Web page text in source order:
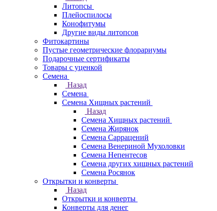
Литопсы
Плейоспилосы
Конофитумы
Другие виды литопсов
Фитокартины
Пустые геометрические флорариумы
Подарочные сертификаты
Товары с уценкой
Семена
Назад
Семена
Семена Хищных растений
Назад
Семена Хищных растений
Семена Жирянок
Семена Саррацений
Семена Венериной Мухоловки
Семена Непентесов
Семена других хищных растений
Семена Росянок
Открытки и конверты
Назад
Открытки и конверты
Конверты для денег